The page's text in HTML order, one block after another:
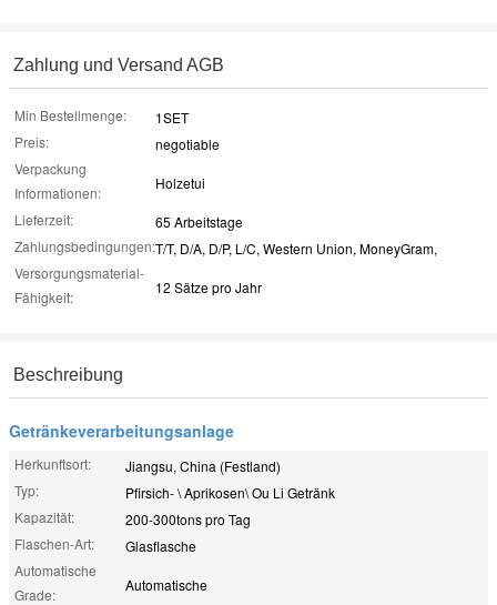
Zahlung und Versand AGB
Min Bestellmenge:
1SET
Preis:
negotiable
Verpackung
Informationen:
Holzetui
Lieferzeit:
65 Arbeitstage
Zahlungsbedingungen:T/T, D/A, D/P, L/C, Western Union, MoneyGram,
Versorgungsmaterial-
Fähigkeit:
12 Sätze pro Jahr
Beschreibung
Getränkeverarbeitungsanlage
Herkunftsort:
Jiangsu, China (Festland)
Typ:
Pfirsich- \ Aprikosen\ Ou Li Getränk
Kapazität:
200-300tons pro Tag
Flaschen-Art:
Glasflasche
Automatische
Grade:
Automatische